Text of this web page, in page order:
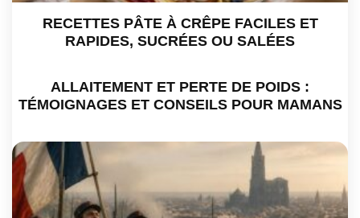
RECETTES PÂTE À CRÊPE FACILES ET
RAPIDES, SUCRÉES OU SALÉES
ALLAITEMENT ET PERTE DE POIDS :
TÉMOIGNAGES ET CONSEILS POUR MAMANS